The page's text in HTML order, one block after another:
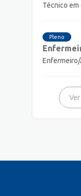
Técnico
Pleno